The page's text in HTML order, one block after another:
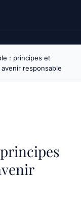
: principes et
responsable